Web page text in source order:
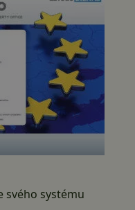
svého systému